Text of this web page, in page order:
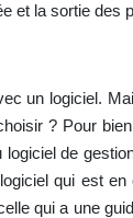
et la sortie des
un logiciel.
? Pour
de
qui est
qui a une